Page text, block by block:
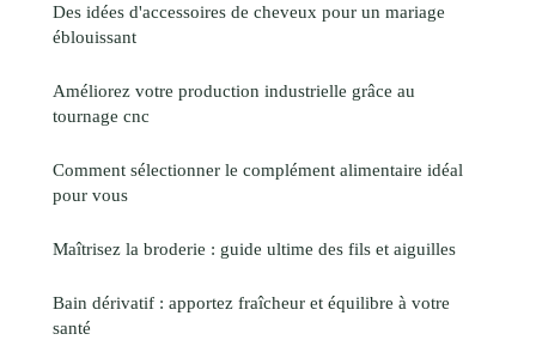
Des idées d'accessoires de cheveux pour un mariage
éblouissant
Améliorez votre production industrielle grâce au
tournage cnc
Comment sélectionner le complément alimentaire idéal
pour vous
Maîtrisez la broderie : guide ultime des fils et aiguilles
Bain dérivatif : apportez fraîcheur et équilibre à votre
santé